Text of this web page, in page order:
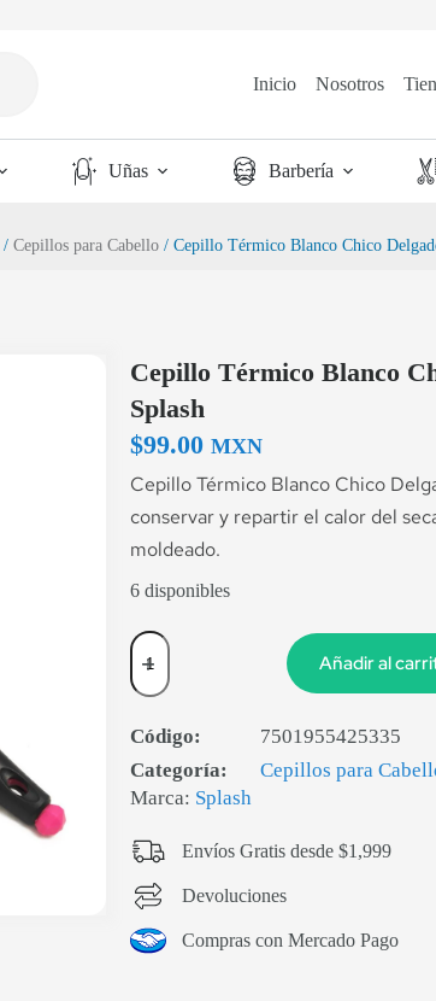
Inicio Nosotros
Uñas Barbería
/Cepillos para Cabello / Cepillo Térmico Blanco Chico
Cepillo Térmico Blanco
Splash
$99.00 MXN
Cepillo Térmico Blanco Chico
conservar y repartir el calor del
moldeado.
6 disponibles
Añadir al
Código:
7501955425335
Categoría:
Cepillos para
Marca: Splash
Envíos Gratis desde $1,999
Devoluciones
Compras con Mercado Pago